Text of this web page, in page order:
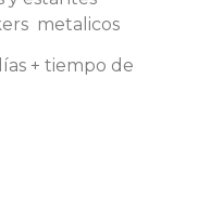
metalicos
+ tiempo de